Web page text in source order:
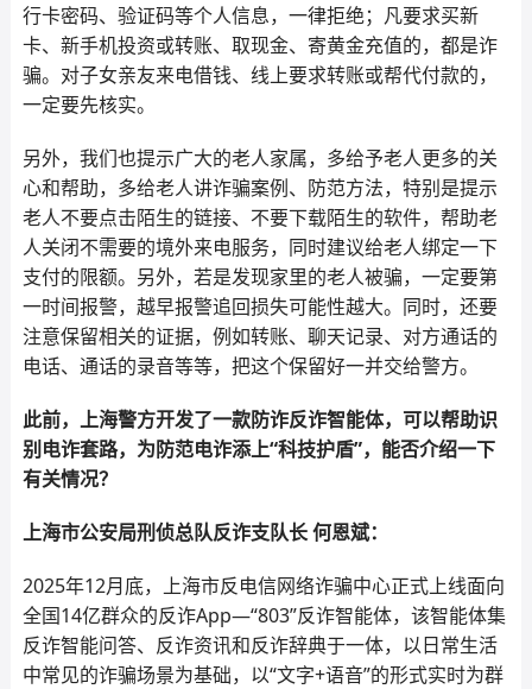
行卡密码、验证码等个人信息，一律拒绝；凡要求买新
卡、新手机投资或转账、取现金、寄黄金充值的，都是诈
骗。对子女亲友来电借钱、线上要求转账或帮代付款的，
一定要先核实。
另外，我们也提示广大的老人家属，多给予老人更多的关
心和帮助，多给老人讲诈骗案例、防范方法，特别是提示
老人不要点击陌生的链接、不要下载陌生的软件，帮助老
人关闭不需要的境外来电服务，同时建议给老人绑定一下
支付的限额。另外，若是发现家里的老人被骗，一定要第
一时间报警，越早报警追回损失可能性越大。同时，还要
注意保留相关的证据，例如转账、聊天记录、对方通话的
电话、通话的录音等等，把这个保留好一并交给警方。
此前，上海警方开发了一款防诈反诈智能体，可以帮助识
别电诈套路，为防范电诈添上“科技护盾”，能否介绍一下
有关情况？
上海市公安局刑侦总队反诈支队长 何恩斌：
2025年12月底，上海市反电信网络诈骗中心正式上线面向
全国14亿群众的反诈App—“803”反诈智能体，该智能体集
反诈智能问答、反诈资讯和反诈辞典于一体，以日常生活
中常见的诈骗场景为基础，以“文字+语音”的形式实时为群